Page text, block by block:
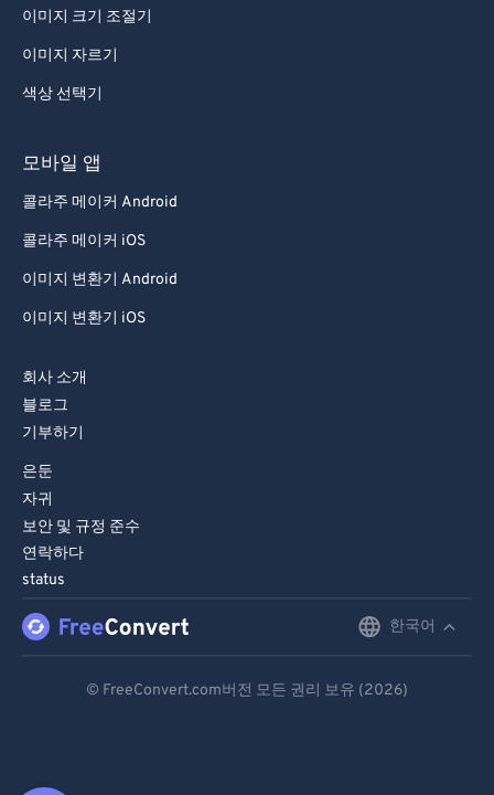
이미지 크기 조절기
이미지 자르기
색상 선택기
모바일 앱
콜라주 메이커 Android
콜라주 메이커 iOS
이미지 변환기 Android
이미지 변환기 iOS
회사 소개
블로그
기부하기
은둔
자귀
보안 및 규정 준수
연락하다
status
한국어
© FreeConvert.com버전 모든 권리 보유 (2026)